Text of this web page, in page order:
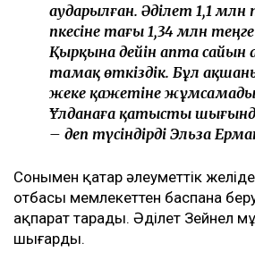
аударылған. Әділет 1,1 млн
әпкесіне тағы 1,34 млн
Қырқына дейін апта сайын
тамақ өткіздік. Бұл
жеке қажетіне
Ұлданаға қатысты
– деп түсіндірді Эльза
Сонымен қатар әлеуметтік
отбасы мемлекеттен баспана
ақпарат тарады. Әділет Зейнел
шығарды.